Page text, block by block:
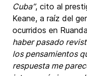
Cuba”, cito al
Keane, a raíz del
ocurridos en
haber pasado
los pensamientos
respuesta me